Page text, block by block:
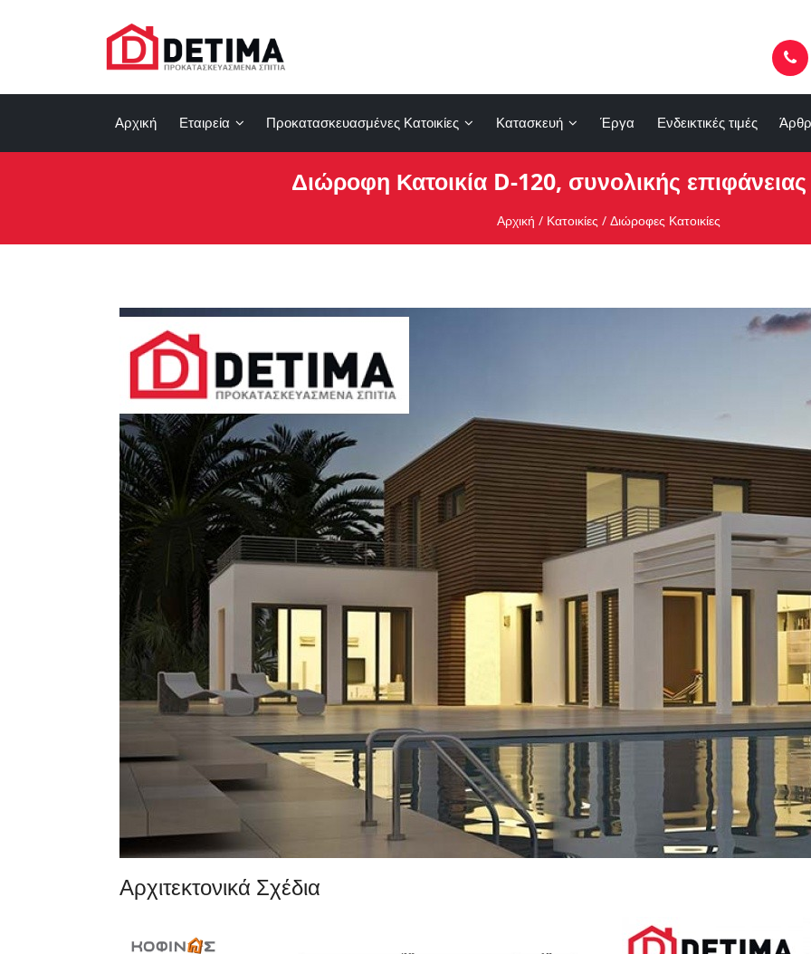
Αρχική Εταιρεία Προκατασκευασμένες Κατοικίες Κατασκευή Έργα Ενδεικτικές τιμές
Διώροφη Κατοικία D-120, συνολικής
Αρχική / Κατοικίες / Διώροφες Κατοικίες
Αρχιτεκτονικά Σχέδια